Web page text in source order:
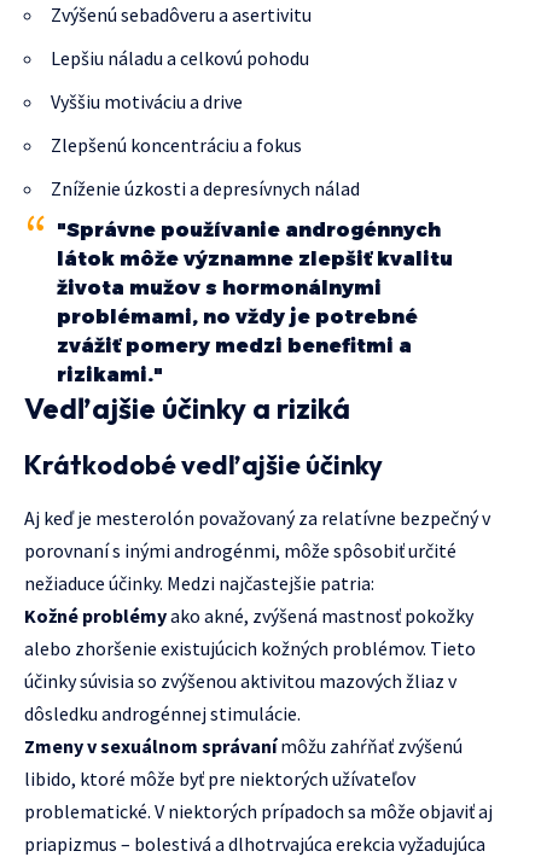
Zvýšenú sebadôveru a asertivitu
Lepšiu náladu a celkovú pohodu
Vyššiu motiváciu a drive
Zlepšenú koncentráciu a fokus
Zníženie úzkosti a depresívnych nálad
"Správne používanie androgénnych
látok môže významne zlepšiť kvalitu
života mužov s hormonálnymi
problémami, no vždy je potrebné
zvážiť pomery medzi benefitmi a
rizikami."
Vedľajšie účinky a riziká
Krátkodobé vedľajšie účinky
Aj keď je mesterolón považovaný za relatívne bezpečný v
porovnaní s inými androgénmi, môže spôsobiť určité
nežiaduce účinky. Medzi najčastejšie patria:
Kožné problémyako akné, zvýšená mastnosť pokožky
alebo zhoršenie existujúcich kožných problémov. Tieto
účinky súvisia so zvýšenou aktivitou mazových žliaz v
dôsledku androgénnej stimulácie.
Zmeny v sexuálnom správanímôžu zahŕňať zvýšenú
libido, ktoré môže byť pre niektorých užívateľov
problematické. V niektorých prípadoch sa môže objaviť aj
priapizmus – bolestivá a dlhotrvajúca erekcia vyžadujúca